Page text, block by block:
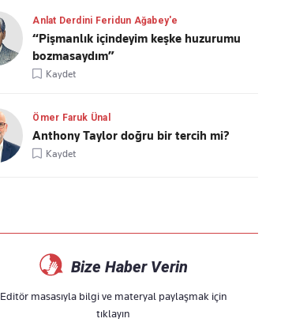
Anlat Derdini Feridun Ağabey'e
“Pişmanlık içindeyim keşke huzurumu
bozmasaydım”
Kaydet
Ömer Faruk Ünal
Anthony Taylor doğru bir tercih mi?
Kaydet
Bize Haber Verin
Editör masasıyla bilgi ve materyal paylaşmak için
tıklayın